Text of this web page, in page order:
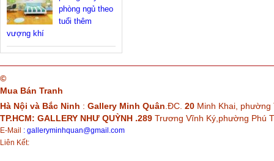
phòng ngủ theo
tuổi thêm
vượng khí
©
Mua Bán Tranh
Hà Nội và Bắc Ninh : Gallery Minh Quân .ĐC. 20 Minh Khai,
TP.HCM: GALLERY NHƯ QUỲNH .289 Trương Vĩnh Ký,phường Phú
E-Mail : galleryminhquan@gmail.com
Liên Kết: